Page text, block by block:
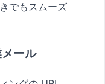
でもスムーズ
ール